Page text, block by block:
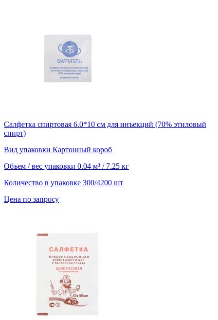
Салфетка спиртовая 6.0*10 см для инъекций (70% этиловый
спирт)
Вид упаковки Картонный короб
Объем / вес упаковки 0.04 м³ / 7.25 кг
Количество в упаковке 300/4200 шт
Цена по запросу